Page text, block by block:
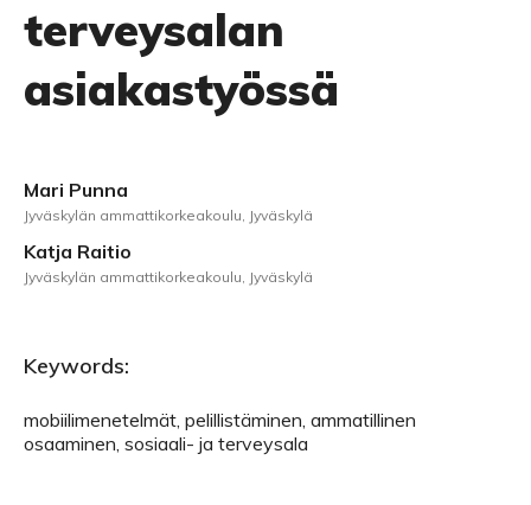
terveysalan
asiakastyössä
Mari Punna
Jyväskylän ammattikorkeakoulu, Jyväskylä
Katja Raitio
Jyväskylän ammattikorkeakoulu, Jyväskylä
Keywords:
mobiilimenetelmät, pelillistäminen, ammatillinen
osaaminen, sosiaali- ja terveysala